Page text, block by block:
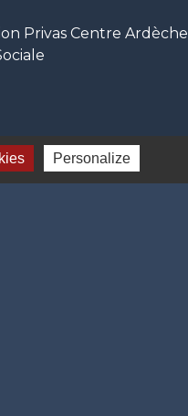
Privas Centre Ardèche
Personalize